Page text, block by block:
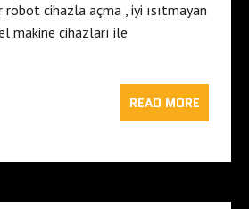
robot cihazla açma , iyi ısıtmayan
makine cihazları ile
READ MORE